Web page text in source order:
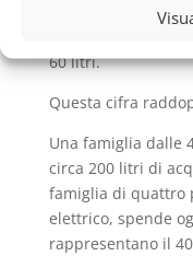
tra la mezzora e
60 litri.
Questa cifra
Una famiglia dalle
circa 200 litri di
famiglia di quattro
elettrico, spende
rappresentano il